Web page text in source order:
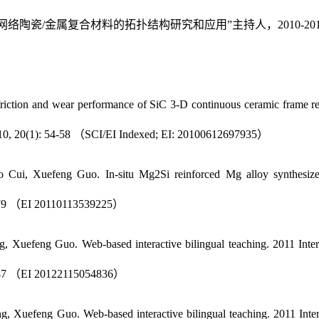
陶瓷/金属复合材料的拓扑结构研究和应用”主持人，2010-
and wear performance of SiC 3-D continuous ceramic frame
20(1): 54-58 （SCI/EI Indexed; EI: 20100612697935）
Cui, Xuefeng Guo. In-situ Mg2Si reinforced Mg alloy
（EI 20110113539225）
Guo. Web-based interactive bilingual teaching. 2011
（EI 20122115054836）
Xuefeng Guo. Web-based interactive bilingual teaching. 2011